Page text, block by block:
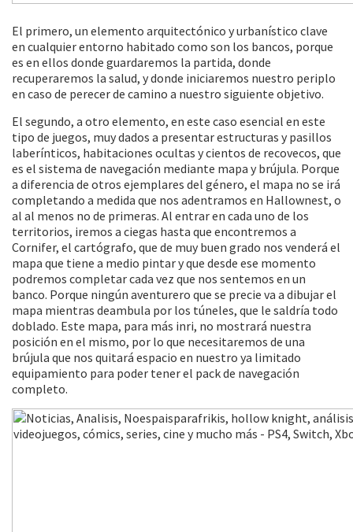
El primero, un elemento arquitectónico y urbanístico clave
en cualquier entorno habitado como son los bancos, porque
es en ellos donde guardaremos la partida, donde
recuperaremos la salud, y donde iniciaremos nuestro periplo
en caso de perecer de camino a nuestro siguiente objetivo.
El segundo, a otro elemento, en este caso esencial en este
tipo de juegos, muy dados a presentar estructuras y pasillos
laberínticos, habitaciones ocultas y cientos de recovecos, que
es el sistema de navegación mediante mapa y brújula. Porque
a diferencia de otros ejemplares del género, el mapa no se irá
completando a medida que nos adentramos en Hallownest, o
al al menos no de primeras. Al entrar en cada uno de los
territorios, iremos a ciegas hasta que encontremos a
Cornifer, el cartógrafo, que de muy buen grado nos venderá el
mapa que tiene a medio pintar y que desde ese momento
podremos completar cada vez que nos sentemos en un
banco. Porque ningún aventurero que se precie va a dibujar el
mapa mientras deambula por los túneles, que le saldría todo
doblado. Este mapa, para más inri, no mostrará nuestra
posición en el mismo, por lo que necesitaremos de una
brújula que nos quitará espacio en nuestro ya limitado
equipamiento para poder tener el pack de navegación
completo.